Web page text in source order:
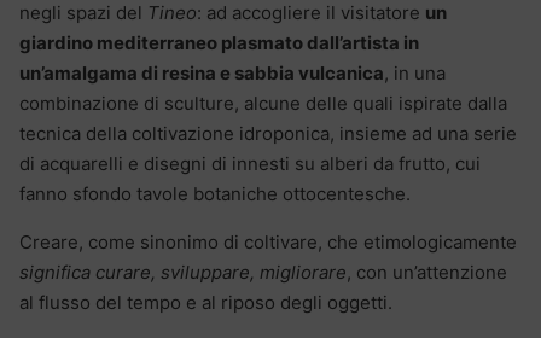
negli spazi del Tineo: ad accogliere il visitatore un
giardino mediterraneo plasmato dall’artista in
un’amalgama di resina e sabbia vulcanica, in una
combinazione di sculture, alcune delle quali ispirate dalla
tecnica della coltivazione idroponica, insieme ad una serie
di acquarelli e disegni di innesti su alberi da frutto, cui
fanno sfondo tavole botaniche ottocentesche.
Creare, come sinonimo di coltivare, che etimologicamente
significa curare, sviluppare, migliorare, con un’attenzione
al flusso del tempo e al riposo degli oggetti.